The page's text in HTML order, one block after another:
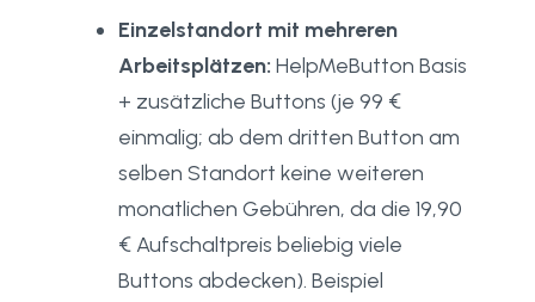
Einzelstandort mit mehreren
Arbeitsplätzen: HelpMeButton Basis
+ zusätzliche Buttons (je 99 €
einmalig; ab dem dritten Button am
selben Standort keine weiteren
monatlichen Gebühren, da die 19,90
€ Aufschaltpreis beliebig viele
Buttons abdecken). Beispiel